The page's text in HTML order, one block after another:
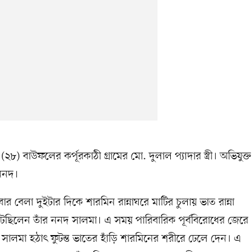
বাউফলের কর্পূরকাঠী গ্রামের মো. দুলাল প্যাদার স্ত্রী। অভিযুক্ত
বেলা দুইটার দিকে শারমিন রান্নাঘরে মাটির চুলায় ভাত রান্না
তাঁর ননদ সালমা। এ সময় পারিবারিক পূর্ববিরোধের জেরে
হঠাৎ ফুটন্ত ভাতের হাঁড়ি শারমিনের শরীরে ঢেলে দেন। এ